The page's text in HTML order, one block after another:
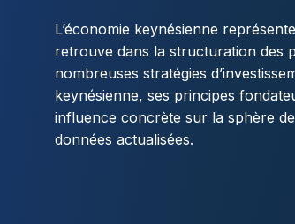
L’économie keynésienne
retrouve dans la structuration des
nombreuses stratégies
keynésienne, ses principes
influence concrète sur la sphère
données actualisées.